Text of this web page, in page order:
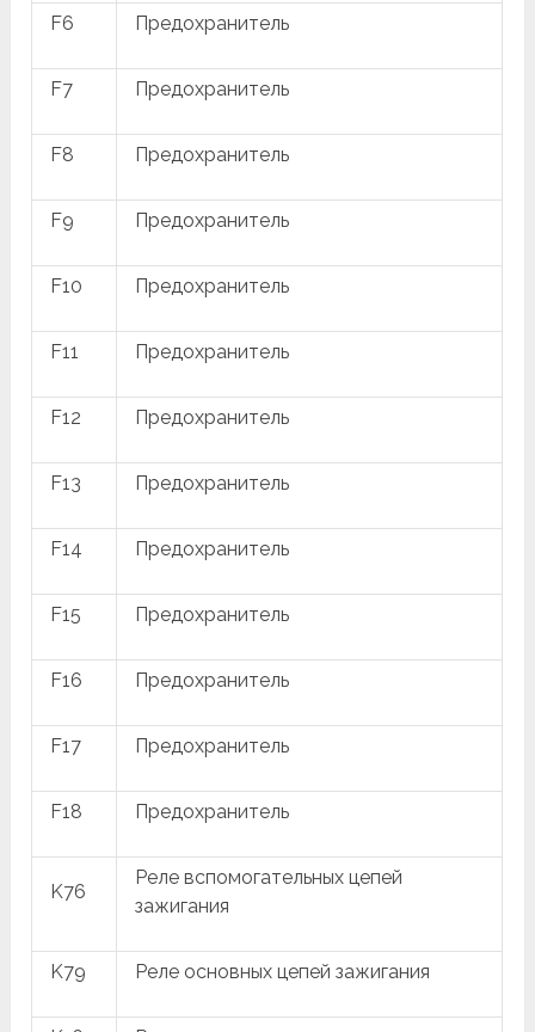
F6 Предохранитель
F7 Предохранитель
F8 Предохранитель
F9 Предохранитель
F10 Предохранитель
F11 Предохранитель
F12 Предохранитель
F13 Предохранитель
F14 Предохранитель
F15 Предохранитель
F16 Предохранитель
F17 Предохранитель
F18 Предохранитель
K76
Реле вспомогательных цепей
зажигания
K79 Реле основных цепей зажигания